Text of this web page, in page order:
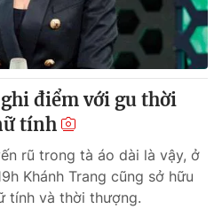
Tấm lòng Việt
Vươn mình bằng AI
VTV8
English
điểm với gu thời
tính
rũ trong tà áo dài là vậy, ở
Khánh Trang cũng sở hữu
tính và thời thượng.